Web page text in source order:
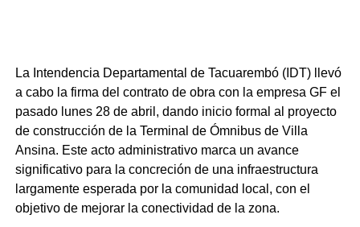
Foto alcade Álvaro Mattos (Centro).
Luis Irigoín Inicia su segundo
La Intendencia Departamental de Tacuarembó (IDT) llevó
a cabo la firma del contrato de obra con la empresa GF el
pasado lunes 28 de abril, dando inicio formal al proyecto
de construcción de la Terminal de Ómnibus de Villa
Ansina. Este acto administrativo marca un avance
significativo para la concreción de una infraestructura
largamente esperada por la comunidad local, con el
objetivo de mejorar la conectividad de la zona.